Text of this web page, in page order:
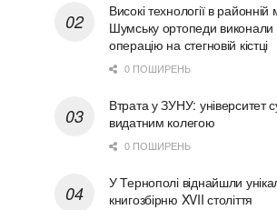
Високі технології в
Шумську ортопеди виконали
операцію на стегновій кістці
0 ПОШИРЕНЬ
Втрата у ЗУНУ: університет
видатним колегою
0 ПОШИРЕНЬ
У Тернополі віднайшли
книгозбірню XVII століття